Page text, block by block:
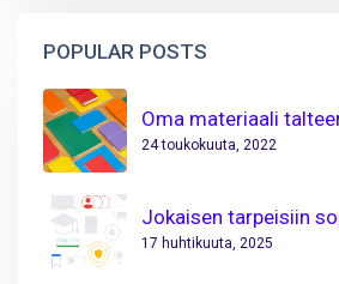
POPULAR POSTS
Oma materiaali
24 toukokuuta, 2022
Jokaisen tarpeisiin
17 huhtikuuta, 2025